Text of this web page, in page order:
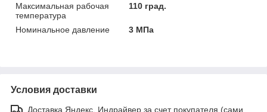
Максимальная рабочая
температура
110 град.
Номинальное давление 3 МПа
Условия доставки
Доставка Яндекс, Индрайвер за счет покупателя (сами